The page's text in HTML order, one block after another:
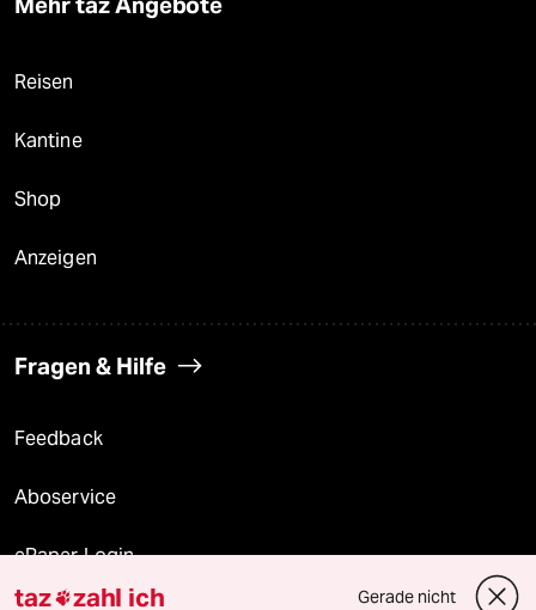
Reisen
Kantine
Shop
Anzeigen
Fragen & Hilfe
Feedback
Aboservice
ePaper Login
taz zahl ich Gerade nicht